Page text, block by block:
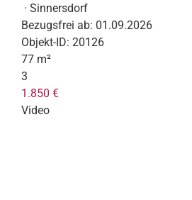
· Sinnersdorf
Bezugsfrei ab: 01.09.2026
Objekt-ID: 20126
77 m²
3
1.850 €
Video